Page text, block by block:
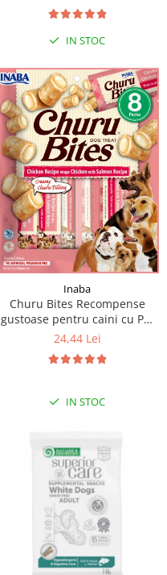
IN STOC
Inaba
Churu Bites Recompense
gustoase pentru caini cu Pui
si somon 8 x 12 g
24,44 Lei
IN STOC